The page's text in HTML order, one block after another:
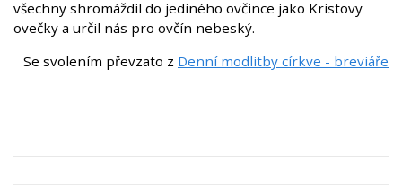
všechny shromáždil do jediného ovčince jako Kristovy
ovečky a určil nás pro ovčín nebeský.
Se svolením převzato z Denní modlitby církve - breviáře